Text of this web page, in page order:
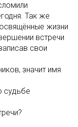
Так же
жизни
встречи
свои
значит имя
судьбе